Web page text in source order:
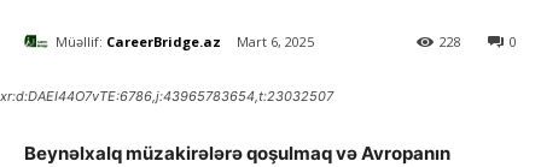
Müəllif: CareerBridge.az Mart 6, 2025 0
228
xr:d:DAEI44O7vTE:6786,j:43965783654,t:23032507
Beynəlxalq müzakirələrə qoşulmaq və Avropanın